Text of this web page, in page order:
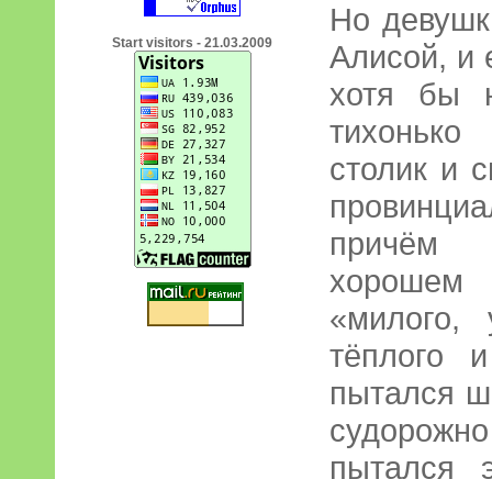
Start visitors - 21.03.2009
Но
Алисой, и
хотя бы
столик и
причём
«милого,
тёплого
пытался
пытался